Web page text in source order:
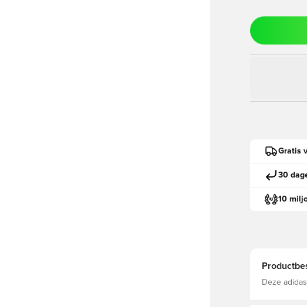
Gratis
30
10
Deze